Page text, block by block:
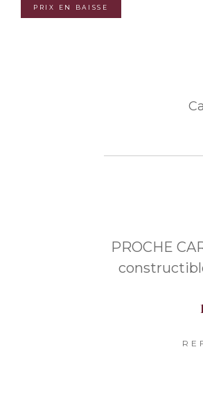
PRIX EN BAISSE
PROCHE